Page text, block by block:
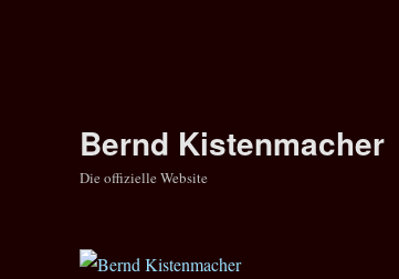
Bernd Kistenmacher
Die offizielle Website